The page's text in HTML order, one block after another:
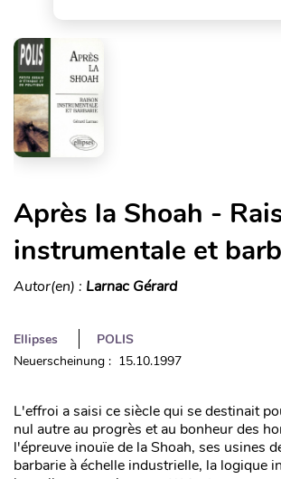
Après la Shoah -
instrumentale et
Autor(en) : Larnac Gérard
Ellipses
POLIS
Neuerscheinung : 15.10.1997
L'effroi a saisi ce siècle qui se destinait
nul autre au progrès et au bonheur des
l'épreuve inouïe de la Shoah, ses usines
barbarie à échelle industrielle, la logique